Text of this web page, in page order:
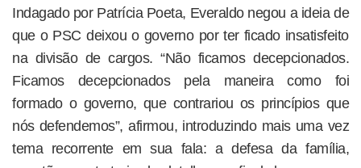
Indagado por Patrícia Poeta, Everaldo negou a ideia de
que o PSC deixou o governo por ter ficado insatisfeito
na divisão de cargos. “Não ficamos decepcionados.
Ficamos decepcionados pela maneira como foi
formado o governo, que contrariou os princípios que
nós defendemos”, afirmou, introduzindo mais uma vez
tema recorrente em sua fala: a defesa da família,